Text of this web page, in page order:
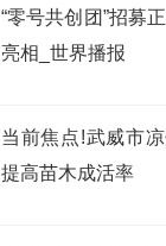
“零号共创团”招募
亮相_世界播报
当前焦点!武威市
提高苗木成活率